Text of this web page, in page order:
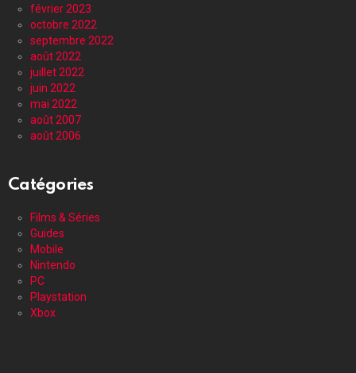
février 2023
octobre 2022
septembre 2022
août 2022
juillet 2022
juin 2022
mai 2022
août 2007
août 2006
Catégories
Films & Séries
Guides
Mobile
Nintendo
PC
Playstation
Xbox